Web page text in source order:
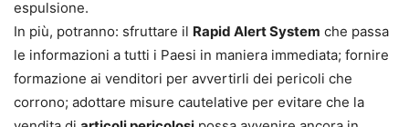
espulsione.
In più, potranno: sfruttare il Rapid Alert System che passa
le informazioni a tutti i Paesi in maniera immediata; fornire
formazione ai venditori per avvertirli dei pericoli che
corrono; adottare misure cautelative per evitare che la